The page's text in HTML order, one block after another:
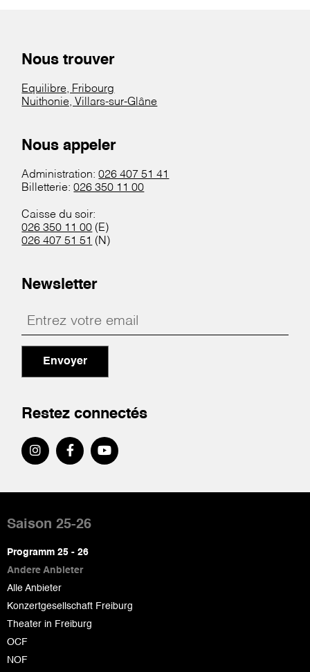
Nous trouver
Equilibre, Fribourg
Nuithonie, Villars-sur-Glâne
Nous appeler
Administration:026 407 51 41
Billetterie:026 350 11 00
Caisse du soir:
026 350 11 00 (E)
026 407 51 51 (N)
Newsletter
Envoyer
Restez connectés
de
page
Saison 25-26
Programm 25 - 26
Andere Anbieter
Alle Anbieter
Konzertgesellschaft Freiburg
Theater in Freiburg
OCF
NOF